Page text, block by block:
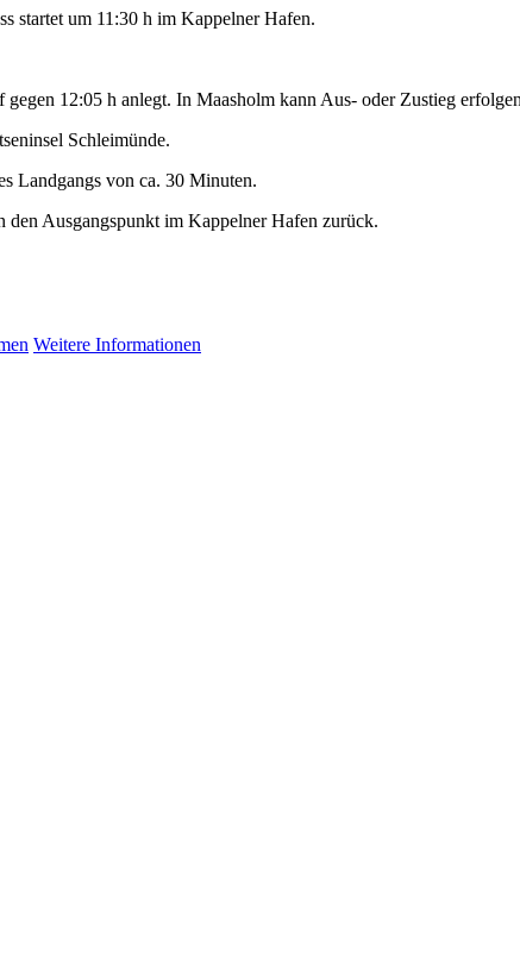
startet um 11:30 h im Kappelner Hafen.
12:05 h anlegt. In Maasholm kann Aus- oder Zustieg
Schleimünde.
Landgangs von ca. 30 Minuten.
Ausgangspunkt im Kappelner Hafen zurück.
Weitere Informationen